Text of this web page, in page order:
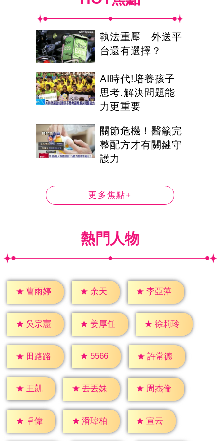
執法重壓 外送平
台還有選擇？
AI時代!培養孩子
思考.解決問題能
力更重要
關節危機！醫籲完
整配方才有關鍵守
護力
更多焦點+
熱門人物
★ 曹雨婷 ★ 余天 ★ 李亞萍
★ 吳宗憲 ★ 姜厚任 ★ 徐莉玲
★ 田路路 ★ 5566 ★ 許常德
★ 王凱 ★ 丟丟妹 ★ 周杰倫
★ 卓偉 ★ 潘瑋柏 ★ 宣云